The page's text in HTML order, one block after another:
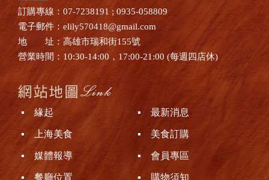
訂購專線：07-7238191 ; 0935-058809
電子郵件：elily570418@gmail.com
地 址：高雄市瑞和街155號
營業時間：10:30-14:00，17:00-21:00 (每週四店休)
▪ 緣起 ▪ 最新消息
▪ 上海美食 ▪ 美食訂購
▪ 媒體報導 ▪ 會員專區
▪ 餐廳位置 ▪ 購物須知